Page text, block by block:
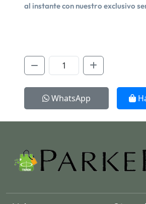
al instante con nuestro exclusivo
WhatsApp